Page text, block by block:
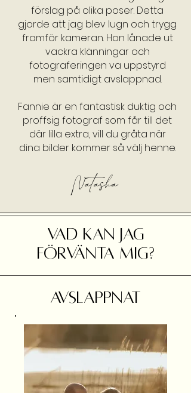
förslag på olika poser. Detta
gjorde att jag blev lugn och trygg
framför kameran. Hon lånade ut
vackra klänningar och
fotograferingen va uppstyrd
men samtidigt avslappnad.
Fannie är en fantastisk duktig och
proffsig fotograf som får till det
där lilla extra, vill du gråta när
dina bilder kommer så välj henne.
Natasha
VAD KAN JAG
FÖRVÄNTA MIG?
AVSLAPPNAT